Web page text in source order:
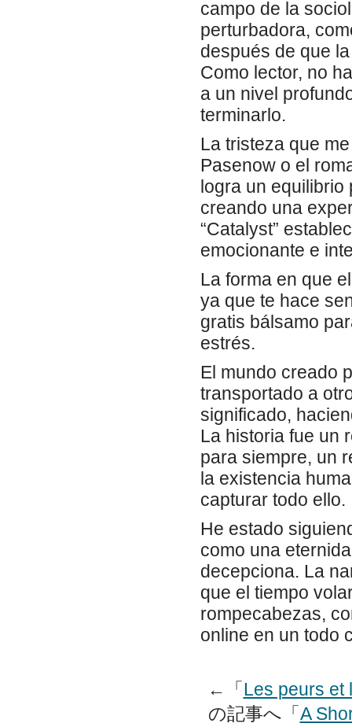
campo de la
perturbadora,
después de que
Como lector, no
a un nivel
terminarlo.
La tristeza que
Pasenow o el
logra un equilibrio
creando una
“Catalyst”
emocionante e
La forma en que
ya que te hace
gratis bálsamo
estrés.
El mundo creado
transportado a
significado,
La historia fue un
para siempre, un
la existencia
capturar todo ello.
He estado
como una
decepciona. La
que el tiempo
rompecabezas,
online​ en un todo
←「Les peurs et
の記事へ「A